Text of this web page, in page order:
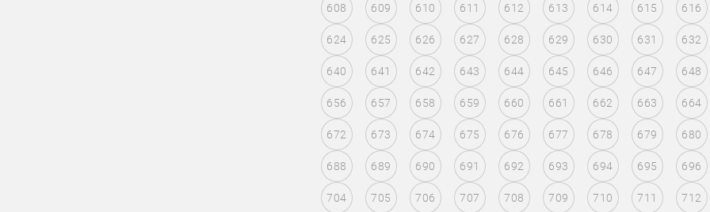
608 609 610 611 612 613 614 615 616
624 625 626 627 628 629 630 631 632
640 641 642 643 644 645 646 647 648
656 657 658 659 660 661 662 663 664
672 673 674 675 676 677 678 679 680
688 689 690 691 692 693 694 695 696
704 705 706 707 708 709 710 711 712